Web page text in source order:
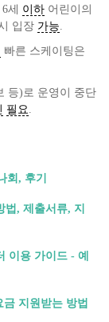
세 이하 어린이의
입장 가능.
빠른 스케이팅은
등)로 운영이 중단
필요.
회, 후기
, 제출서류, 지
이용 가이드 - 예
지원받는 방법